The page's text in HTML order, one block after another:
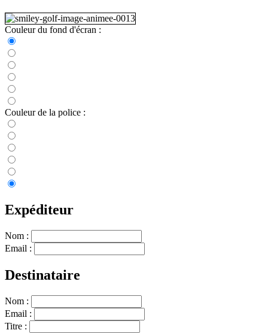
Couleur du fond d'écran :
Couleur de la police :
Expéditeur
Nom :
Email :
Destinataire
Nom :
Email :
Titre :